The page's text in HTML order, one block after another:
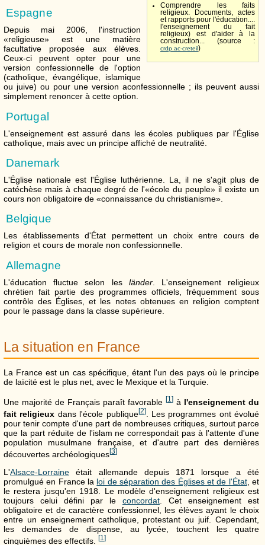
Comprendre les faits
religieux. Documents, actes
et rapports pour l'éducation....
l'enseignement du fait
religieux) est d'aider à la
construction... (source :
crdp.ac-creteil )
Espagne
Depuis mai 2006, l'instruction
«religieuse» est une matière
facultative proposée aux élèves.
Ceux-ci peuvent opter pour une
version confessionnelle de l'option
(catholique, évangélique, islamique
ou juive) ou pour une version aconfessionnelle ; ils peuvent aussi
simplement renoncer à cette option.
Portugal
L'enseignement est assuré dans les écoles publiques par l'Église
catholique, mais avec un principe affiché de neutralité.
Danemark
L'Église nationale est l'Église luthérienne. La, il ne s'agit plus de
catéchèse mais à chaque degré de l'«école du peuple» il existe un
cours non obligatoire de «connaissance du christianisme».
Belgique
Les établissements d'État permettent un choix entre cours de
religion et cours de morale non confessionnelle.
Allemagne
L'éducation fluctue selon les länder. L'enseignement religieux
chrétien fait partie des programmes officiels, fréquemment sous
contrôle des Églises, et les notes obtenues en religion comptent
pour le passage dans la classe supérieure.
La situation en France
La France est un cas spécifique, étant l'un des pays où le principe
de laïcité est le plus net, avec le Mexique et la Turquie.
Une majorité de Français paraît favorable [1] à l'enseignement du
fait religieux dans l'école publique[2]. Les programmes ont évolué
pour tenir compte d'une part de nombreuses critiques, surtout parce
que la part réduite de l'islam ne correspondait pas à l'attente d'une
population musulmane française, et d'autre part des dernières
découvertes archéologiques[3]
L'Alsace-Lorraine était allemande depuis 1871 lorsque a été
promulgué en France la loi de séparation des Églises et de l'État, et
le restera jusqu'en 1918. Le modèle d'enseignement religieux est
toujours celui défini par le concordat . Cet enseignement est
obligatoire et de caractère confessionnel, les élèves ayant le choix
entre un enseignement catholique, protestant ou juif. Cependant,
les demandes de dispense, au lycée, touchent les quatre
cinquièmes des effectifs.
[1]